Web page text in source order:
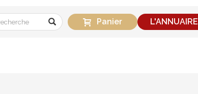
Panier L'ANNUAIRE